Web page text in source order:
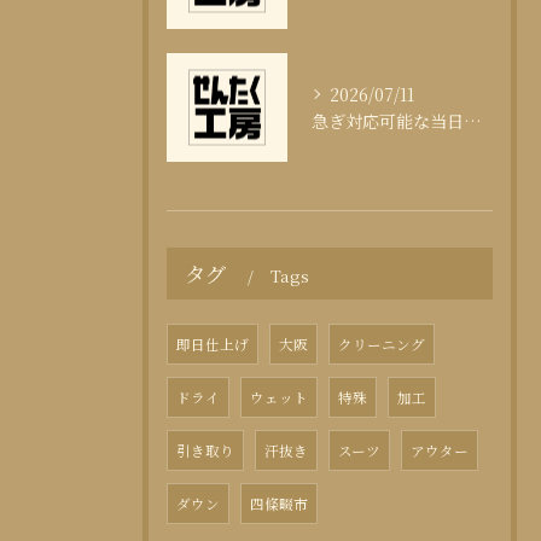
2026/07/11
急ぎ対応可能な当日クリーニングの実態
タグ Tags
即日仕上げ 大阪 クリーニング
ドライ ウェット 特殊 加工
引き取り 汗抜き スーツ アウター
ダウン 四條畷市